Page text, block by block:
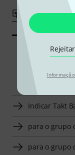
Comparar
Indicar Takt
para o grupo
para o grupo